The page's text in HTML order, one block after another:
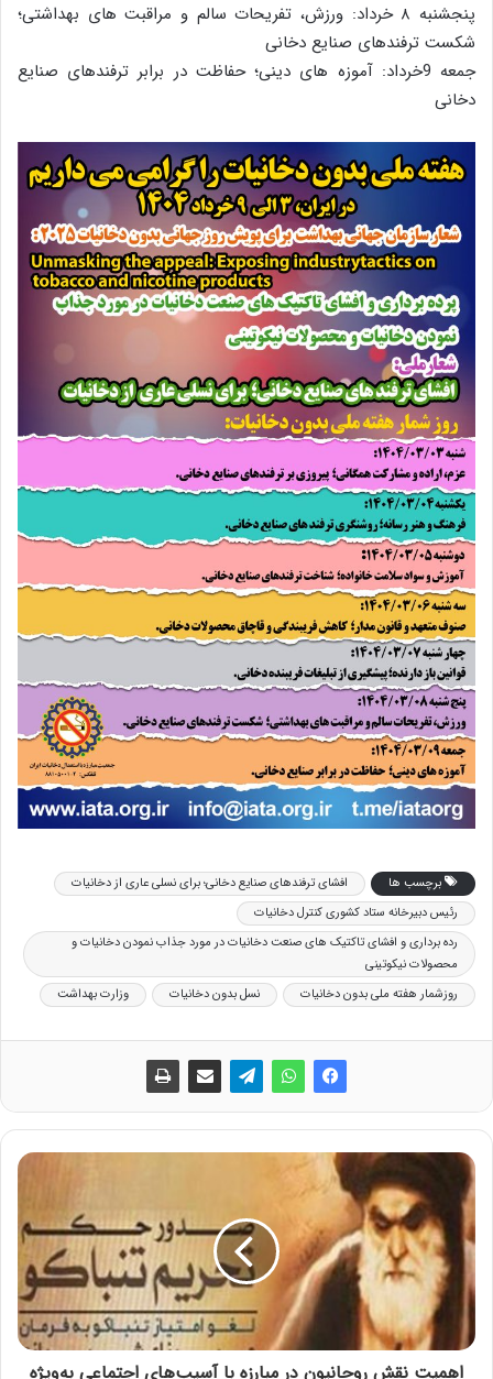
پنجشنبه ۸ خرداد: ورزش، تفریحات سالم و مراقبت های بهداشتی؛
شکست ترفندهای صنایع دخانی
جمعه 9خرداد: آموزه های دینی؛ حفاظت در برابر ترفندهای صنایع
دخانی
برچسب ها
افشای ترفندهای صنایع دخانی؛ برای نسلی عاری از دخانیات
رئیس دبیرخانه ستاد کشوری کنترل دخانیات
رده برداری و افشای تاکتیک های صنعت دخانیات در مورد جذاب نمودن دخانیات و
محصولات نیکوتینی
روزشمار هفته ملی بدون دخانیات
نسل بدون دخانیات وزارت بهداشت
اهمیت نقش روحانیون در مبارزه با آسیب‌های اجتماعی به‌ویژه